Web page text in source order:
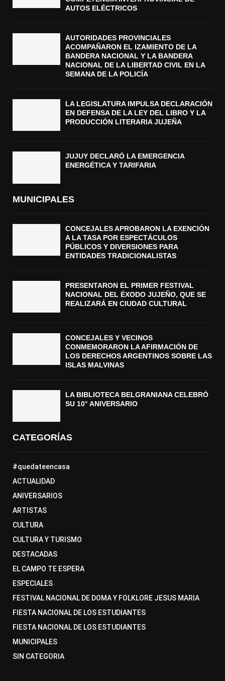
AUTOS ELÉCTRICOS
AUTORIDADES PROVINCIALES
ACOMPAÑARON EL IZAMIENTO DE LA
BANDERA NACIONAL Y LA BANDERA
NACIONAL DE LA LIBERTAD CIVIL EN LA
SEMANA DE LA POLICÍA
LA LEGISLATURA IMPULSA DECLARACIÓN
EN DEFENSA DE LA LEY DEL LIBRO Y LA
PRODUCCIÓN LITERARIA JUJEÑA
JUJUY DECLARÓ LA EMERGENCIA
ENERGÉTICA Y TARIFARIA
MUNICIPALES
CONCEJALES APROBARON LA EXENCIÓN
A LA TASA POR ESPECTÁCULOS
PÚBLICOS Y DIVERSIONES PARA
ENTIDADES TRADICIONALISTAS
PRESENTARON EL PRIMER FESTIVAL
NACIONAL DEL ÉXODO JUJEÑO, QUE SE
REALIZARÁ EN CIUDAD CULTURAL
CONCEJALES Y VECINOS
CONMEMORARON LA AFIRMACIÓN DE
LOS DERECHOS ARGENTINOS SOBRE LAS
ISLAS MALVINAS
LA BIBLIOTECA BELGRANIANA CELEBRÓ
SU 10° ANIVERSARIO
CATEGORÍAS
#quedateencasa
ACTUALIDAD
ANIVERSARIOS
ARTISTAS
CULTURA
CULTURA Y TURISMO
DESTACADAS
EL CAMPO TE ESPERA
ESPECIALES
FESTIVAL NACIONAL DE DOMA Y FOLKLORE JESUS MARIA
FIESTA NACIONAL DE LOS ESTUDIANTES
FIESTA NACIONAL DE LOS ESTUDIANTES
MUNICIPALES
SIN CATEGORIA